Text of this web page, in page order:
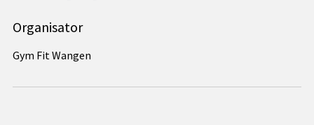
Organisator
Gym Fit Wangen